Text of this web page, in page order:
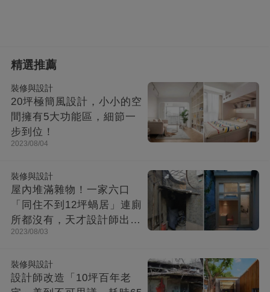
精選推薦
裝修與設計
20坪極簡風設計，小小的空
間擁有5大功能區，細節一
步到位！
2023/08/04
裝修與設計
屋內堆滿雜物！一家六口
「同住不到12坪蝸居」連廁
所都沒有，天才設計師出馬
「打造功能齊全迷你房」成
2023/08/03
裝修與設計
設計師改造「10坪百年老